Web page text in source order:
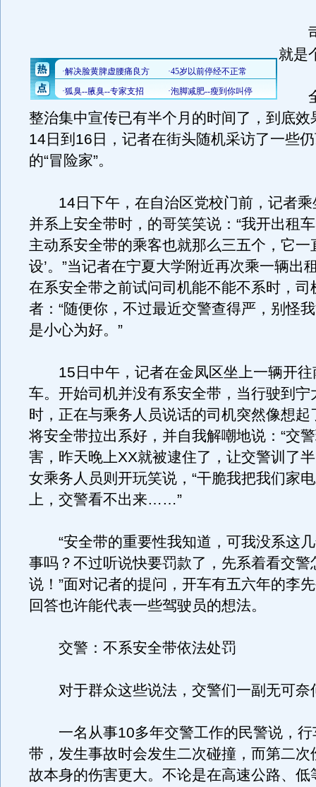
司
就是
全
整治集中宣传已有半个月的时间了，到底效
14日到16日，记者在街头随机采访了一些
的“冒险家”。
14日下午，在自治区党校门前，记者乘
并系上安全带时，的哥笑笑说：“我开出租
主动系安全带的乘客也就那么三五个，它一
设’。”当记者在宁夏大学附近再次乘一辆出
在系安全带之前试问司机能不能不系时，司
者：“随便你，不过最近交警查得严，别怪
是小心为好。”
15日中午，记者在金凤区坐上一辆开往
车。开始司机并没有系安全带，当行驶到宁
时，正在与乘务人员说话的司机突然像想起
将安全带拉出系好，并自我解嘲地说：“交
害，昨天晚上XX就被逮住了，让交警训了
女乘务人员则开玩笑说，“干脆我把我们家
上，交警看不出来……”
“安全带的重要性我知道，可我没系这几
事吗？不过听说快要罚款了，先系着看交警
说！”面对记者的提问，开车有五六年的李
回答也许能代表一些驾驶员的想法。
交警：不系安全带依法处罚
对于群众这些说法，交警们一副无可奈
一名从事10多年交警工作的民警说，行
带，发生事故时会发生二次碰撞，而第二次
故本身的伤害更大。不论是在高速公路、低